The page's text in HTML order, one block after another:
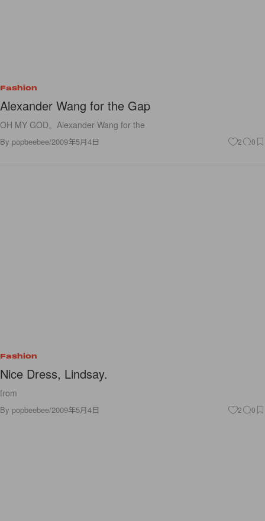
Fashion
Alexander Wang for the Gap
OH MY GOD。Alexander Wang for the
By popbeebee/2009年5月4日 2 0
Fashion
Nice Dress, Lindsay.
from
By popbeebee/2009年5月4日 2 0